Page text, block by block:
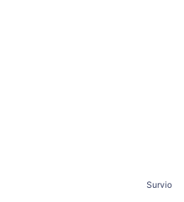
Survio